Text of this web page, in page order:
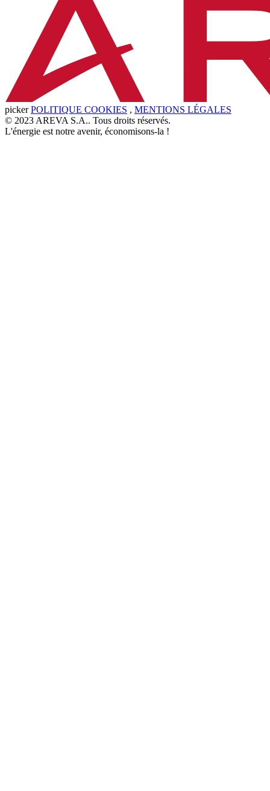
picker POLITIQUE COOKIES , MENTIONS LÉGALES
© 2023 AREVA S.A.. Tous droits réservés.
L'énergie est notre avenir, économisons-la !